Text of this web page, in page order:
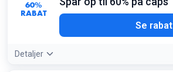
60%
RABAT
Se rabat
Detaljer